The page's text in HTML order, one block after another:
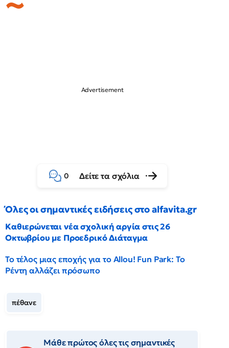
0 Δείτε τα σχόλια
Όλες οι σημαντικές ειδήσεις στο alfavita.gr
Καθιερώνεται νέα σχολική αργία στις 26
Οκτωβρίου με Προεδρικό Διάταγμα
Το τέλος μιας εποχής για το Allou! Fun Park: Το
Ρέντη αλλάζει πρόσωπο
πέθανε
Μάθε πρώτος όλες τις σημαντικές